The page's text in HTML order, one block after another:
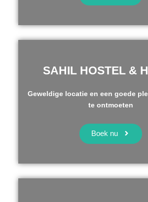
SAHIL HOSTEL &
Geweldige locatie en een goede
te ontmoeten
Boek nu